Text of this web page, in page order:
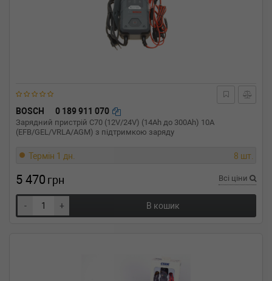
BOSCH 0 189 911 070
Зарядний пристрій C70 (12V/24V) (14Ah до 300Ah) 10A
(EFB/GEL/VRLA/AGM) з підтримкою заряду
Термін 1 дн. 8 шт.
5 470 грн Всі ціни
- + В кошик